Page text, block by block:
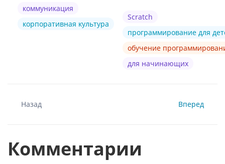
коммуникация
корпоративная культура
Scratch
программирование для
обучение
для начинающих
Назад Вперед
Комментарии